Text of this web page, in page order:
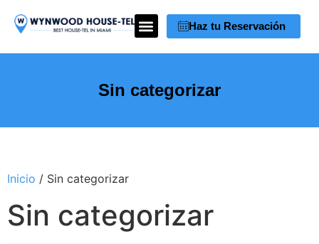
Haz tu Reservación
Sin categorizar
Inicio / Sin categorizar
Sin categorizar